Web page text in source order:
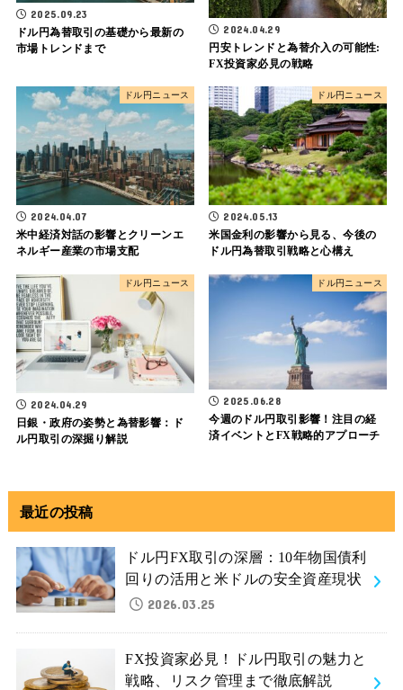
2025.09.23
ドル円為替取引の基礎から最新の
市場トレンドまで
2024.04.29
円安トレンドと為替介入の可能性:
FX投資家必見の戦略
ドル円ニュース
2024.04.07
米中経済対話の影響とクリーンエ
ネルギー産業の市場支配
ドル円ニュース
2024.05.13
米国金利の影響から見る、今後の
ドル円為替取引戦略と心構え
ドル円ニュース
2024.04.29
日銀・政府の姿勢と為替影響：ド
ル円取引の深掘り解説
ドル円ニュース
2025.06.28
今週のドル円取引影響！注目の経
済イベントとFX戦略的アプローチ
最近の投稿
ドル円FX取引の深層：10年物国債利
回りの活用と米ドルの安全資産現状
2026.03.25
FX投資家必見！ドル円取引の魅力と
戦略、リスク管理まで徹底解説